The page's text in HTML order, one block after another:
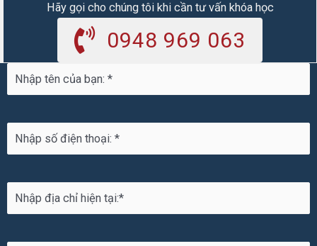
Hãy gọi cho chúng tôi khi cần tư vấn khóa học
0948 969 063